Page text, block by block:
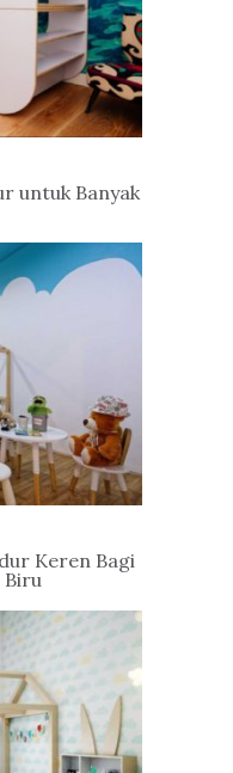
untuk Banyak
Keren Bagi
Biru